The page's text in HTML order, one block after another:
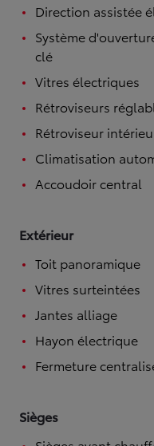
Direction assistée
Système
clé
Vitres électriques
Rétroviseurs
Rétroviseur
Climatisation
Accoudoir central
Extérieur
Toit panoramique
Vitres surteintées
Jantes alliage
Hayon électrique
Fermeture
Sièges